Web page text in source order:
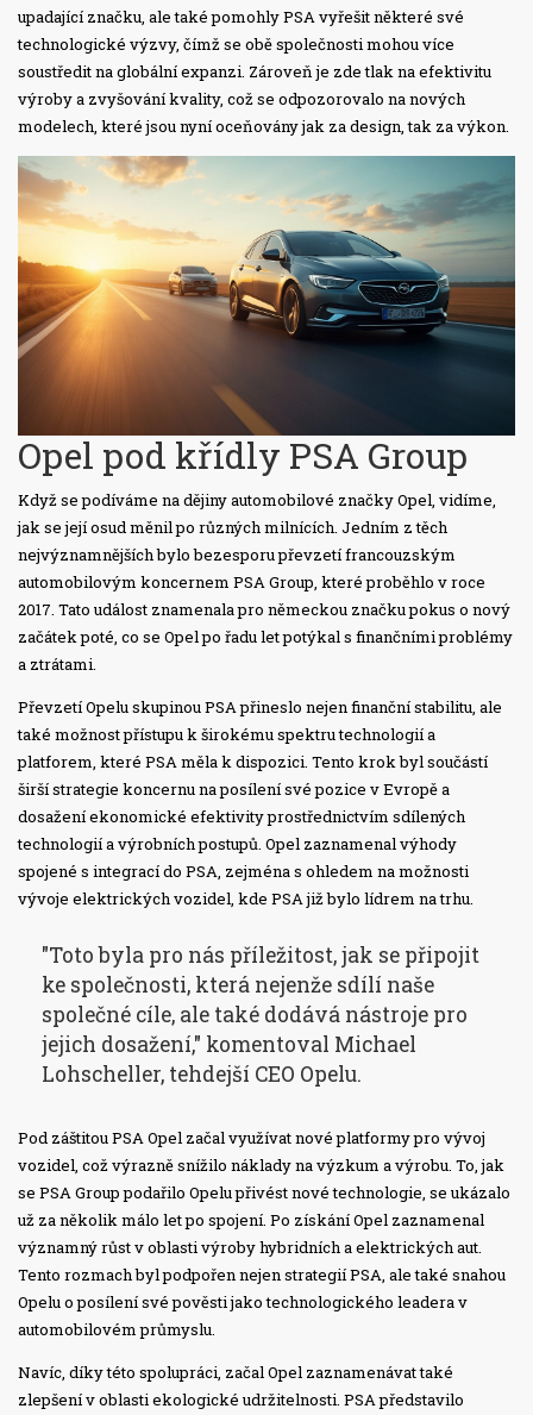
upadající značku, ale také pomohly PSA vyřešit některé své
technologické výzvy, čímž se obě společnosti mohou více
soustředit na globální expanzi. Zároveň je zde tlak na efektivitu
výroby a zvyšování kvality, což se odpozorovalo na nových
modelech, které jsou nyní oceňovány jak za design, tak za výkon.
Opel pod křídly PSA Group
Když se podíváme na dějiny automobilové značky Opel, vidíme,
jak se její osud měnil po různých milnících. Jedním z těch
nejvýznamnějších bylo bezesporu převzetí francouzským
automobilovým koncernem PSA Group, které proběhlo v roce
2017. Tato událost znamenala pro německou značku pokus o nový
začátek poté, co se Opel po řadu let potýkal s finančními problémy
a ztrátami.
Převzetí Opelu skupinou PSA přineslo nejen finanční stabilitu, ale
také možnost přístupu k širokému spektru technologií a
platforem, které PSA měla k dispozici. Tento krok byl součástí
širší strategie koncernu na posílení své pozice v Evropě a
dosažení ekonomické efektivity prostřednictvím sdílených
technologií a výrobních postupů. Opel zaznamenal výhody
spojené s integrací do PSA, zejména s ohledem na možnosti
vývoje elektrických vozidel, kde PSA již bylo lídrem na trhu.
"Toto byla pro nás příležitost, jak se připojit
ke společnosti, která nejenže sdílí naše
společné cíle, ale také dodává nástroje pro
jejich dosažení," komentoval Michael
Lohscheller, tehdejší CEO Opelu.
Pod záštitou PSA Opel začal využívat nové platformy pro vývoj
vozidel, což výrazně snížilo náklady na výzkum a výrobu. To, jak
se PSA Group podařilo Opelu přivést nové technologie, se ukázalo
už za několik málo let po spojení. Po získání Opel zaznamenal
významný růst v oblasti výroby hybridních a elektrických aut.
Tento rozmach byl podpořen nejen strategií PSA, ale také snahou
Opelu o posílení své pověsti jako technologického leadera v
automobilovém průmyslu.
Navíc, díky této spolupráci, začal Opel zaznamenávat také
zlepšení v oblasti ekologické udržitelnosti. PSA představilo